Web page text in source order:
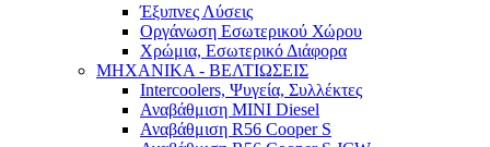
Έξυπνες Λύσεις
Οργάνωση Εσωτερικού Χώρου
Χρώμια, Εσωτερικό Διάφορα
ΜΗΧΑΝΙΚΑ - ΒΕΛΤΙΩΣΕΙΣ
Intercoolers, Ψυγεία, Συλλέκτες
Αναβάθμιση MINI Diesel
Αναβάθμιση R56 Cooper S